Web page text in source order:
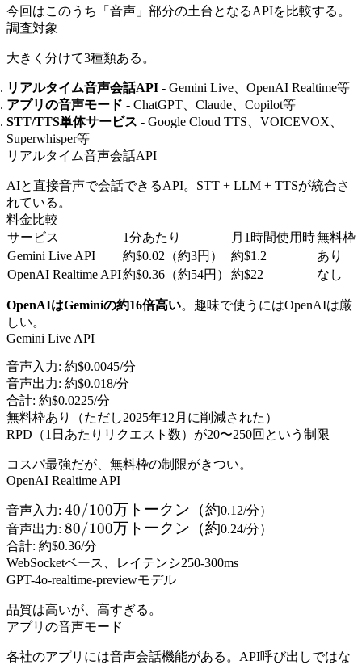
今回はこのうち「音声」部分の土台となるAPIを比較する。
調査対象
大きく分けて3種類ある。
リアルタイム音声会話API - Gemini Live、OpenAI Realtime等
アプリの音声モード - ChatGPT、Claude、Copilot等
STT/TTS単体サービス - Google Cloud TTS、VOICEVOX、
Superwhisper等
リアルタイム音声会話API
AIと直接音声で会話できるAPI。STT + LLM + TTSが統合さ
れている。
料金比較
サービス
1分あたり 月1時間使用時無料枠
Gemini Live API
約$0.02（約3円） 約$1.2
あり
OpenAI Realtime API約$0.36（約54円） 約$22 なし
OpenAIはGeminiの約16倍高い。趣味で使うにはOpenAIは厳
しい。
Gemini Live API
音声入力: 約$0.0045/分
音声出力: 約$0.018/分
合計: 約$0.0225/分
無料枠あり（ただし2025年12月に削減された）
RPD（1日あたりリクエスト数）が20〜250回という制限
コスパ最強だが、無料枠の制限がきつい。
OpenAI Realtime API
音声入力: 40/100
万トー
クン
（約
40/100万トークン（約0.12/分）
音声出力: 80/100
万トー
クン
（約
80/100万トークン（約0.24/分）
合計: 約$0.36/分
WebSocketベース、レイテンシ250-300ms
GPT-4o-realtime-previewモデル
品質は高いが、高すぎる。
アプリの音声モード
各社のアプリには音声会話機能がある。API呼び出しではな